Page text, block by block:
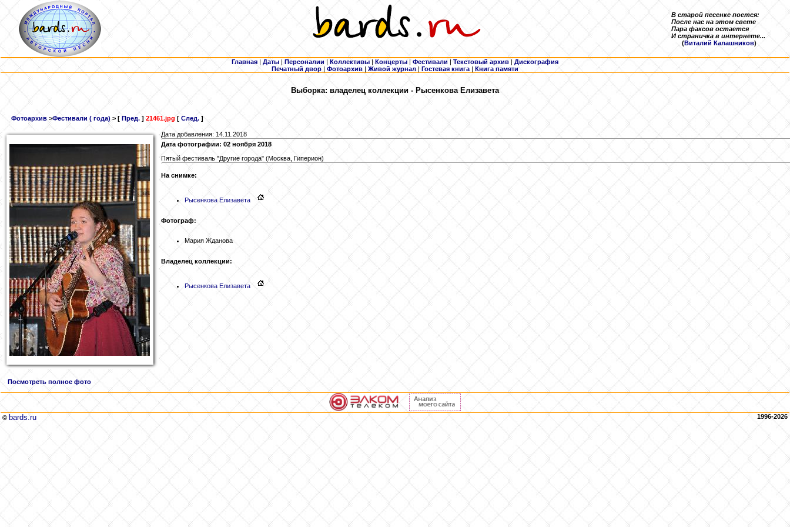
В старой песенке поется:
После нас на этом свете
Пара факсов остается
И страничка в интернете...
(Виталий Калашников)
Главная | Даты | Персоналии | Коллективы | Концерты | Фестивали | Текстовый архив | Дискография
Печатный двор | Фотоархив | Живой журнал |Гостевая книга | Книга памяти
Выборка: владелец коллекции - РысенковаЕлизавета
Фотоархив >Фестивали ( года) > [ Пред. ] 21461.jpg [ След. ]
Дата добавления: 14.11.2018
Дата фотографии: 02 ноября 2018
Пятый фестиваль "Другие города" (Москва, Гиперион)
На снимке:
РысенковаЕлизавета
Фотограф:
Мария Жданова
Владелец коллекции:
Рысенкова Елизавета
Посмотреть полное фото
© bards.ru 1996-2026